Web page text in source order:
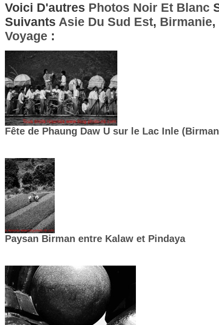
Voici D'autres Photos Noir Et Blanc
Suivants Asie Du Sud Est, Birmanie,
Voyage :
Fête de Phaung Daw U sur le Lac Inle
Paysan Birman entre Kalaw et Pindaya